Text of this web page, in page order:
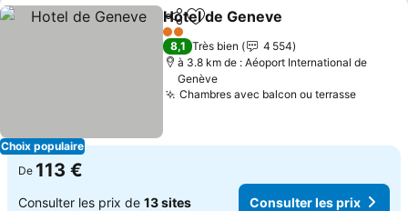
Choix populaire
PartagerAjouter à mes favoris
Hotel de Geneve
2 Étoiles
8,1 Très bien
4 554
à 3.8 km de : Aéoport International de
Genève
Chambres avec balcon ou terrasse
De 113 €
Consulter les prix de 13 sites Consulter les prix